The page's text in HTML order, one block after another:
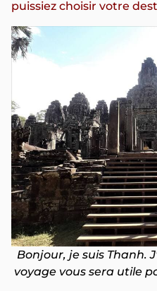
puissiez choisir votre
Bonjour, je suis Thanh.
voyage vous sera utile